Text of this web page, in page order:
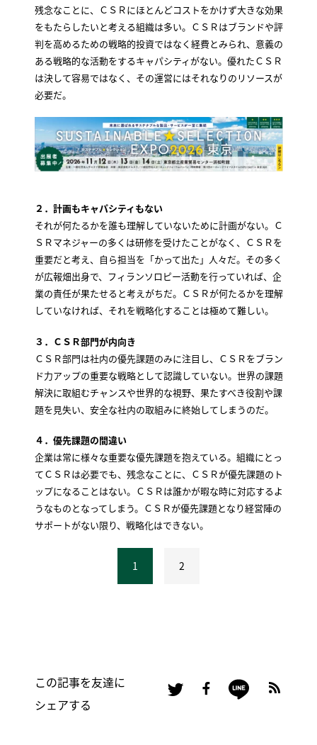
残念なことに、ＣＳＲにほとんどコストをかけず大きな効果
をもたらしたいと考える組織は多い。ＣＳＲはブランドや評
判を高めるための戦略的投資ではなく経費とみられ、意義の
ある戦略的な活動をするキャパシティがない。優れたＣＳＲ
は決して容易ではなく、その運営にはそれなりのリソースが
必要だ。
２．計画もキャパシティもない
それが何たるかを誰も理解していないために計画がない。Ｃ
ＳＲマネジャーの多くは研修を受けたことがなく、ＣＳＲを
重要だと考え、自ら担当を「かって出た」人々だ。その多く
が広報畑出身で、フィランソロピー活動を行っていれば、企
業の責任が果たせると考えがちだ。ＣＳＲが何たるかを理解
していなければ、それを戦略化することは極めて難しい。
３．ＣＳＲ部門が内向き
ＣＳＲ部門は社内の優先課題のみに注目し、ＣＳＲをブラン
ド力アップの重要な戦略として認識していない。世界の課題
解決に取組むチャンスや世界的な視野、果たすべき役割や課
題を見失い、安全な社内の取組みに終始してしまうのだ。
４．優先課題の間違い
企業は常に様々な重要な優先課題を抱えている。組織にとっ
てＣＳＲは必要でも、残念なことに、ＣＳＲが優先課題のト
ップになることはない。ＣＳＲは誰かが暇な時に対応するよ
うなものとなってしまう。ＣＳＲが優先課題となり経営陣の
サポートがない限り、戦略化はできない。
1 2
この記事を友達に
シェアする